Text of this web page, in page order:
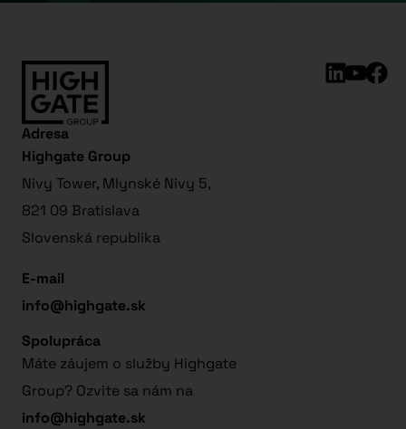
Adresa
Highgate Group
Nivy Tower, Mlynské Nivy 5,
821 09 Bratislava
Slovenská republika
E-mail
info@highgate.sk
Spolupráca
Máte záujem o služby Highgate
Group? Ozvite sa nám na
info@highgate.sk